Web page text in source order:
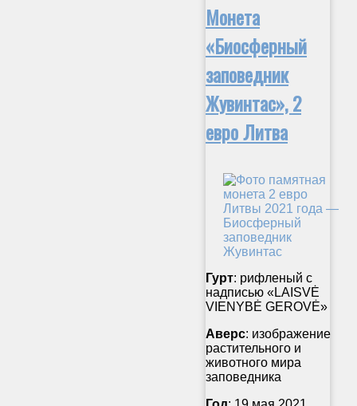
Монета
«Биосферный
заповедник
Жувинтас», 2
евро Литва
Гурт: рифленый с
надписью «LAISVĖ
VIENYBĖ GEROVĖ»
Аверс: изображение
растительного и
животного мира
заповедника